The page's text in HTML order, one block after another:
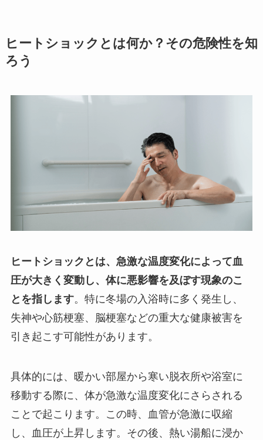
ヒートショックとは何か？その危険性を知
ろう
ヒートショックとは、急激な温度変化によって血
圧が大きく変動し、体に悪影響を及ぼす現象のこ
とを指します。特に冬場の入浴時に多く発生し、
失神や心筋梗塞、脳梗塞などの重大な健康被害を
引き起こす可能性があります。
具体的には、暖かい部屋から寒い脱衣所や浴室に
移動する際に、体が急激な温度変化にさらされる
ことで起こります。この時、血管が急激に収縮
し、血圧が上昇します。その後、熱い湯船に浸か